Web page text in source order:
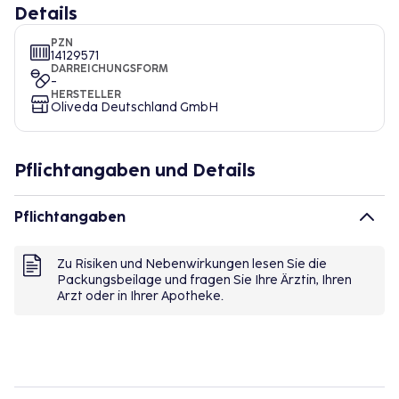
Details
PZN
14129571
DARREICHUNGSFORM
-
HERSTELLER
Oliveda Deutschland GmbH
Pflichtangaben und Details
Pflichtangaben
Zu Risiken und Nebenwirkungen lesen Sie die
Packungsbeilage und fragen Sie Ihre Ärztin, Ihren
Arzt oder in Ihrer Apotheke.